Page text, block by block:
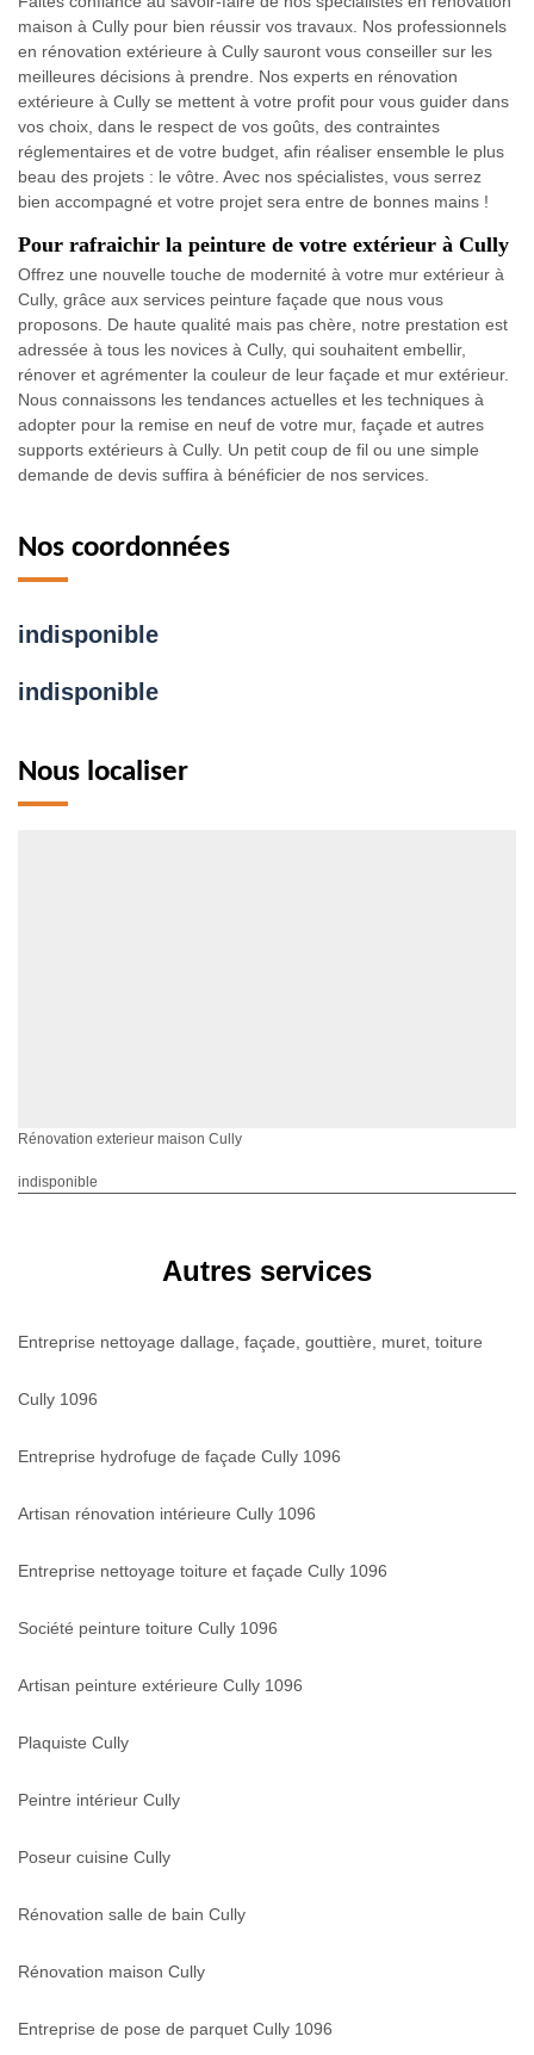
maison à Cully pour bien réussir vos travaux. Nos professionnels
en rénovation extérieure à Cully sauront vous conseiller sur les
meilleures décisions à prendre. Nos experts en rénovation
extérieure à Cully se mettent à votre profit pour vous guider dans
vos choix, dans le respect de vos goûts, des contraintes
réglementaires et de votre budget, afin réaliser ensemble le plus
beau des projets : le vôtre. Avec nos spécialistes, vous serrez
bien accompagné et votre projet sera entre de bonnes mains !
Pour rafraichir la peinture de votre extérieur à Cully
Offrez une nouvelle touche de modernité à votre mur extérieur à
Cully, grâce aux services peinture façade que nous vous
proposons. De haute qualité mais pas chère, notre prestation est
adressée à tous les novices à Cully, qui souhaitent embellir,
rénover et agrémenter la couleur de leur façade et mur extérieur.
Nous connaissons les tendances actuelles et les techniques à
adopter pour la remise en neuf de votre mur, façade et autres
supports extérieurs à Cully. Un petit coup de fil ou une simple
demande de devis suffira à bénéficier de nos services.
Nos coordonnées
indisponible
indisponible
Nous localiser
Rénovation exterieur maison Cully
indisponible
Autres services
Entreprise nettoyage dallage, façade, gouttière, muret, toiture
Cully 1096
Entreprise hydrofuge de façade Cully 1096
Artisan rénovation intérieure Cully 1096
Entreprise nettoyage toiture et façade Cully 1096
Société peinture toiture Cully 1096
Artisan peinture extérieure Cully 1096
Plaquiste Cully
Peintre intérieur Cully
Poseur cuisine Cully
Rénovation salle de bain Cully
Rénovation maison Cully
Entreprise de pose de parquet Cully 1096